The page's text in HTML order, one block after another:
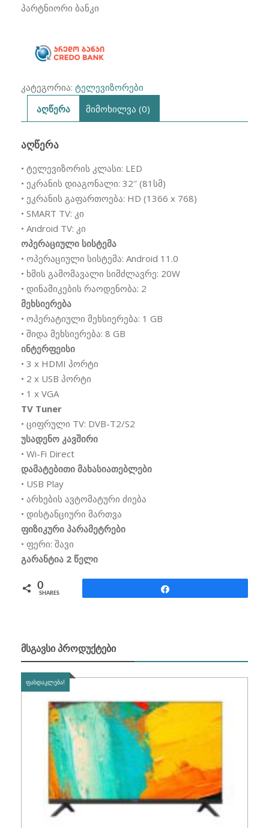
EU32T5
პარტნიორი ბანკი
კატეგორია: ტელევიზორები
აღწერა
მიმოხილვა (0)
ᲐᲦᲬᲔᲠᲐ
• ტელევიზორის კლასი: LED
• ეკრანის დიაგონალი: 32″ (81სმ)
• ეკრანის გაფართოება: HD (1366 x 768)
• SMART TV: კი
• Android TV: კი
ოპერაციული სისტემა
• ოპერაციული სისტემა: Android 11.0
• ხმის გამომავალი სიმძლავრე: 20W
• დინამიკების რაოდენობა: 2
მეხსიერება
• ოპერატიული მეხსიერება: 1 GB
• შიდა მეხსიერება: 8 GB
ინტერფეისი
• 3 x HDMI პორტი
• 2 x USB პორტი
• 1 x VGA
TV Tuner
• ციფრული TV: DVB-T2/S2
უსადენო კავშირი
• Wi-Fi Direct
დამატებითი მახასიათებლები
• USB Play
• არხების ავტომატური ძიება
• დისტანციური მართვა
ფიზიკური პარამეტრები
• ფერი: შავი
გარანტია 2 წელი
0
SHARES
ᲛᲡᲒᲐᲕᲡᲘ ᲞᲠᲝᲓᲣᲥᲢᲔᲑᲘ
ᲤᲐᲡᲓᲐᲙᲚᲔᲑᲐ!